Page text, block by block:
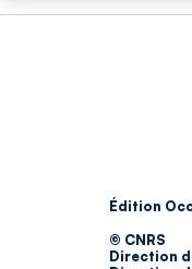
Édition
© CNRS
Direction